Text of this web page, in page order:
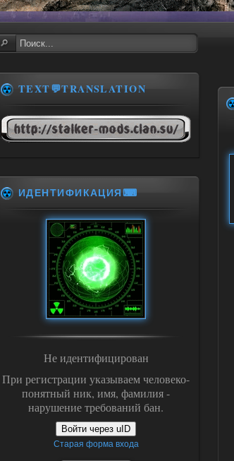
TEXT💬TRANSLATION
ИДЕНТИФИКАЦИЯ⌨
Не идентифицирован
При регистрации указываем человеко-
понятный ник, имя, фамилия -
нарушение требований бан.
Войти через uID
Старая форма входа